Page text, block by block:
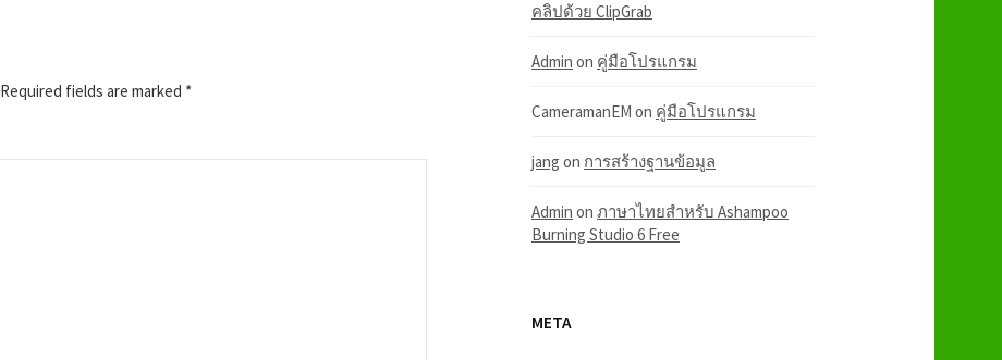
Required fields are marked *
คลิปด้วย ClipGrab
Admin on คู่มือโปรแกรม
CameramanEM on คู่มือโปรแกรม
jang on การสร้างฐานข้อมูล
Admin on ภาษาไทยสำหรับ Ashampoo
Burning Studio 6 Free
META